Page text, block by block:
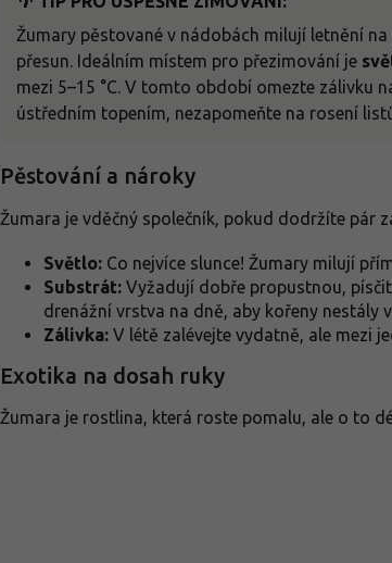
Žumary pěstované v nádobách milují letnění
přesun. Ideálním místem pro přezimování je
mezi 5–15 °C. V tomto období omezte zálivku
ústředním topením, nezapomeňte na rosení
Pěstování a nároky
Žumara je vděčný společník, pokud dodržíte pár
Světlo: Co nejvíce slunce! Žumary milují
Substrát: Vyžadují dobře propustnou,
drenážní vrstva na dně, aby kořeny nestály
Zálivka: V létě zalévejte vydatně, ale mezi
Exotika na dosah ruky
Žumara je rostlina, která roste pomalu, ale o to